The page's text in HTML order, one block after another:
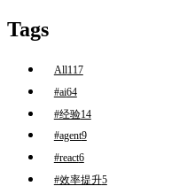
Tags
All117
#ai64
#经验14
#agent9
#react6
#效率提升5